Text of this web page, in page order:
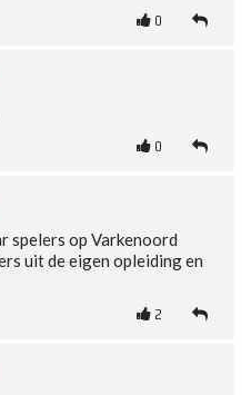
0
0
spelers op Varkenoord
uit de eigen opleiding en
2